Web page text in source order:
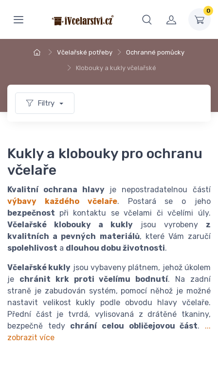
0
Včelařské potřeby Ochranné pomůcky
Klobouky a kukly včelařské
Filtry
Kukly a klobouky pro ochranu
včelaře
Kvalitní ochrana hlavyje nepostradatelnou částí
výbavy každého včelaře. Postará se o jeho
bezpečnost při kontaktu se včelami či včelími úly.
Včelařské klobouky a kukly jsou vyrobeny z
kvalitních a pevných materiálů, které Vám zaručí
spolehlivost a dlouhou dobu životnosti.
Včelařské kukly jsou vybaveny plátnem, jehož úkolem
je chránit krk proti včelímu bodnutí. Na zadní
straně je zabudován systém, pomocí něhož je možné
nastavit velikost kukly podle obvodu hlavy včelaře.
Přední část je tvrdá, vylisovaná z drátěné tkaniny,
bezpečně tedy chrání celou obličejovou část. ...
zobrazit více